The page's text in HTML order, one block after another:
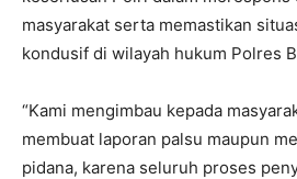
masyarakat serta memastikan
kondusif di wilayah hukum Polres
“Kami mengimbau kepada
membuat laporan palsu maupun
pidana, karena seluruh proses